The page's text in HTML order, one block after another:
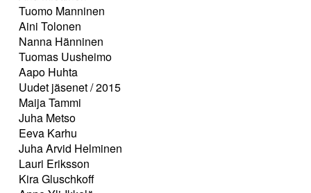
Tuomo Manninen
Aini Tolonen
Nanna Hänninen
Tuomas Uusheimo
Aapo Huhta
Uudet jäsenet / 2015
Maija Tammi
Juha Metso
Eeva Karhu
Juha Arvid Helminen
Lauri Eriksson
Kira Gluschkoff